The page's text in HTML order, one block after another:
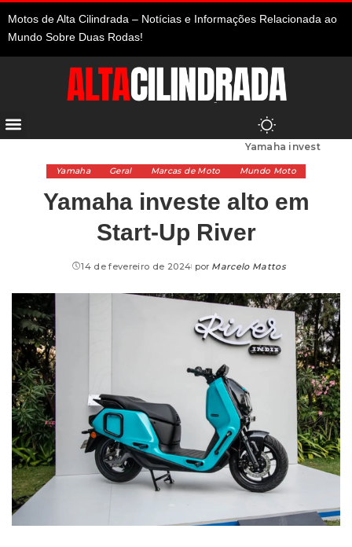
Motos de Alta Cilindrada – Notícias e Informações Relacionada ao
Mundo Sobre Duas Rodas!
Yamaha investe alto em Start-Up River
Yamaha Geral Marcas de Moto Mundo Moto
Yamaha investe alto em
Start-Up River
14 de fevereiro de 2024 por Marcelo Mattos